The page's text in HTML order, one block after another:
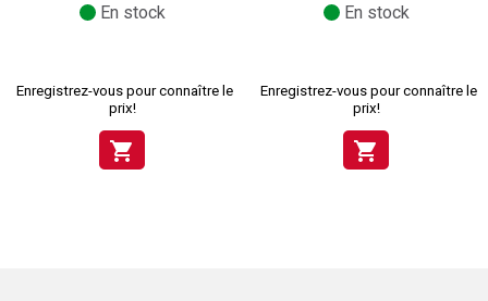
En stock
Enregistrez-vous pour connaître le
prix!
shopping_cart
En stock
Enregistrez-vous pour connaître le
prix!
shopping_cart